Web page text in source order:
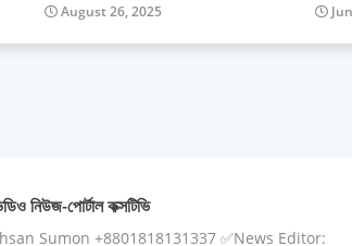
August 26, 2025
নিউজ-পোর্টাল কক্সটিভি
Sumon +8801818131337 ✅News Editor: